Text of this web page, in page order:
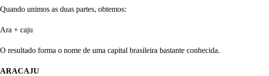
Quando unimos as duas partes, obtemos:
Ara + caju
O resultado forma o nome de uma capital brasileira bastante conhecida.
ARACAJU